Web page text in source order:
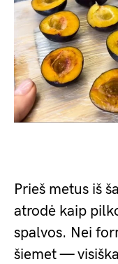
Prieš metus iš
atrodė kaip
spalvos. Nei
šiemet —